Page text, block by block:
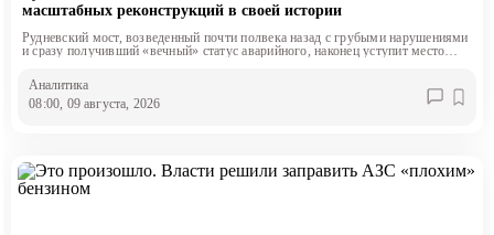
масштабных реконструкций в своей истории
Рудневский мост, возведенный почти полвека назад с грубыми нарушениями
и сразу получивший «вечный» статус аварийного, наконец уступит место
Аналитика
08:00, 09 августа, 2026